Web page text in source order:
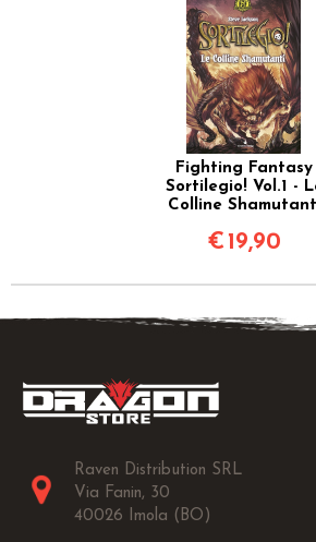
Fighting Fantasy
Sortilegio! Vol.1 -
Colline
€ 19,90
Raven Distribution SRL
Via Fanin, 30
40026 Imola (BO)